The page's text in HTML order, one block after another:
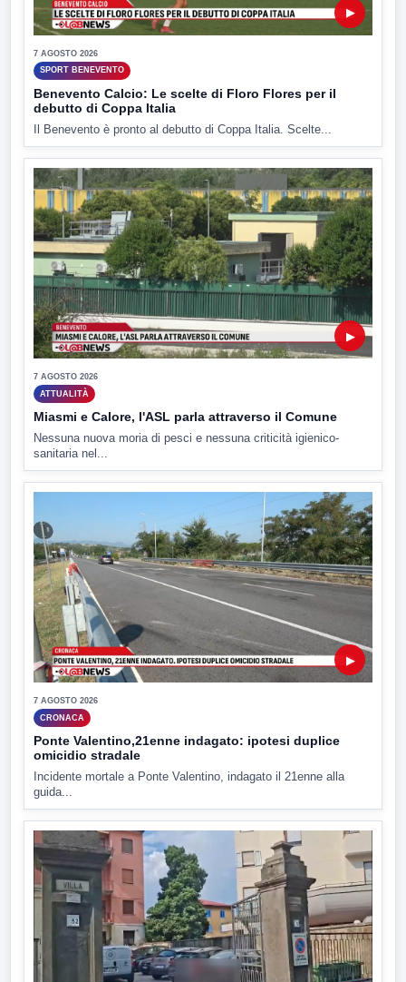
▶
7 AGOSTO 2026
SPORT BENEVENTO
Benevento Calcio: Le scelte di Floro Flores per il
debutto di Coppa Italia
Il Benevento è pronto al debutto di Coppa Italia. Scelte...
▶
7 AGOSTO 2026
ATTUALITÀ
Miasmi e Calore, l'ASL parla attraverso il Comune
Nessuna nuova moria di pesci e nessuna criticità igienico-
sanitaria nel...
▶
7 AGOSTO 2026
CRONACA
Ponte Valentino,21enne indagato: ipotesi duplice
omicidio stradale
Incidente mortale a Ponte Valentino, indagato il 21enne alla
guida...